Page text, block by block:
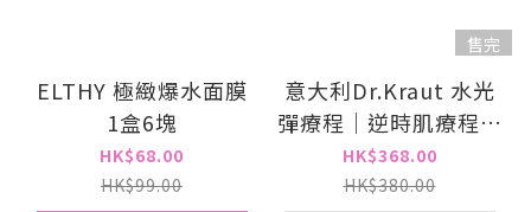
ELTHY 極緻爆水面膜
1盒6塊
HK$68.00
HK$99.00
售完
意大利Dr.Kraut 水光
彈療程｜逆時肌療程組
合 (精華 3ml+面膜
5mlx5套)
HK$368.00
HK$380.00